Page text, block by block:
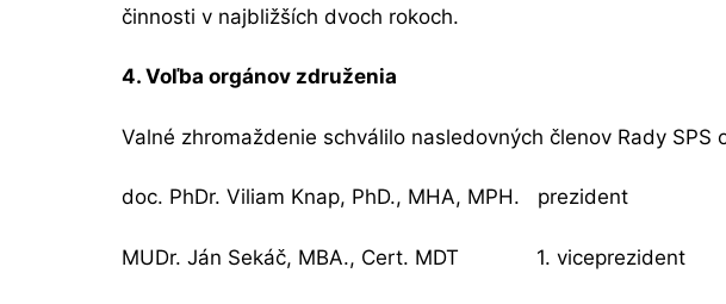
činnosti v najbližších dvoch rokoch.
4. Voľba orgánov združenia
Valné zhromaždenie schválilo nasledovných členov Rady SPS
doc. PhDr. Viliam Knap, PhD., MHA, MPH. prezident
MUDr. Ján Sekáč, MBA., Cert. MDT 1. viceprezident